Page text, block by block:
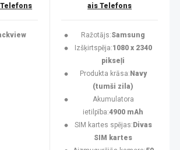
ais Telefons
Ražotājs:Samsung
Izšķirtspēja:1080 x 2340
pikseļi
Produkta krāsa: Navy
(tumši zila)
Akumulatora
ietilpība:4900 mAh
SIM kartes spējas: Divas
SIM kartes